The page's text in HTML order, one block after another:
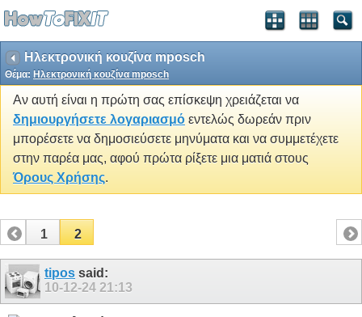
Ηλεκτρονική κουζίνα mposch
Θέμα: Ηλεκτρονική κουζίνα mposch
Αν αυτή είναι η πρώτη σας επίσκεψη χρειάζεται να
δημιουργήσετε λογαριασμό εντελώς δωρεάν πριν
μπορέσετε να δημοσιεύσετε μηνύματα και να συμμετέχετε
στην παρέα μας, αφού πρώτα ρίξετε μια ματιά στους
Όρους Χρήσης.
1 2
tipos said:
10-12-24 21:13